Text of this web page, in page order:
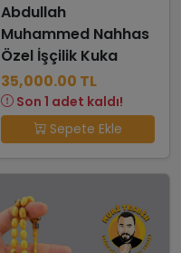
Abdullah
Muhammed Nahhas
Özel İşçilik Kuka
35,000.00 TL
Son 1 adet kaldı!
Sepete Ekle